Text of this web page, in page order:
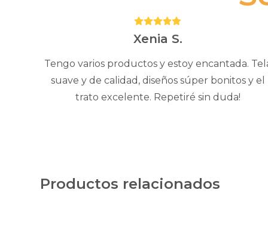
Puntuación:
5
Xenia S.
Tengo varios productos y estoy encantada.
suave y de calidad, diseños súper bonitos y el
trato excelente. Repetiré sin duda!
Productos relacionados